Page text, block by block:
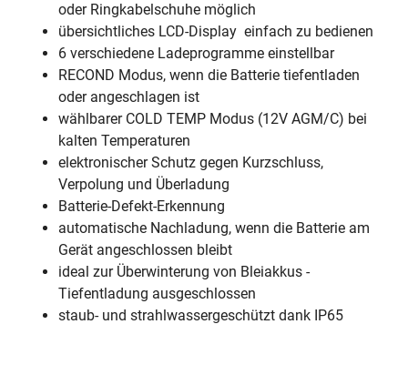
oder Ringkabelschuhe möglich
übersichtliches LCD-Display  einfach zu bedienen
6 verschiedene Ladeprogramme einstellbar
RECOND Modus, wenn die Batterie tiefentladen
oder angeschlagen ist
wählbarer COLD TEMP Modus (12V AGM/C) bei
kalten Temperaturen
elektronischer Schutz gegen Kurzschluss,
Verpolung und Überladung
Batterie-Defekt-Erkennung
automatische Nachladung, wenn die Batterie am
Gerät angeschlossen bleibt
ideal zur Überwinterung von Bleiakkus -
Tiefentladung ausgeschlossen
staub- und strahlwassergeschützt dank IP65